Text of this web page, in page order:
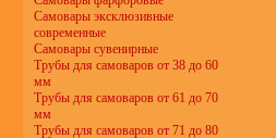
Самовары эксклюзивные
современные
Самовары сувенирные
Трубы для самоваров от 38 до 60
мм
Трубы для самоваров от 61 до 70
мм
Трубы для самоваров от 71 до 80